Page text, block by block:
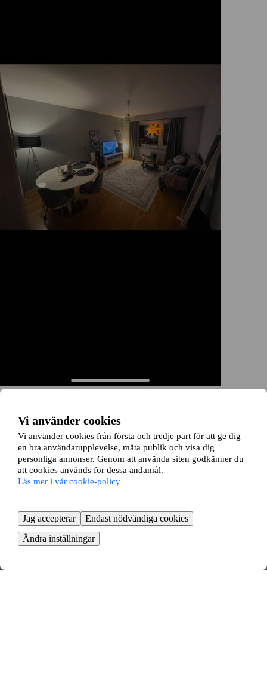
Vi använder cookies
Vi använder cookies från första och tredje part för att ge dig
en bra användarupplevelse, mäta publik och visa dig
personliga annonser. Genom att använda siten godkänner du
att cookies används för dessa ändamål.
Läs mer i vår cookie-policy
Jag accepterar
Endast nödvändiga cookies
Ändra inställningar
Sannegården, Göteborg
1 rok ∙ 43 kvm
5400kr/mån